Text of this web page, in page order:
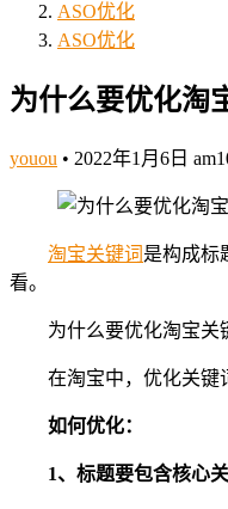
ASO优化
ASO优化
为什么要优化淘
youou • 2022年1月6日
淘宝关键词 是构成标
看。
为什么要优化淘宝关
在淘宝中，优化关键
如何优化：
1、标题要包含核心